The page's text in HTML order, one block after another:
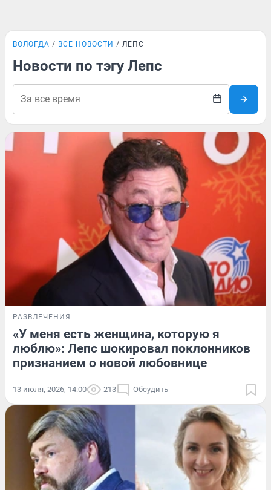
ВОЛОГДА ВСЕ НОВОСТИ ЛЕПС
Новости по тэгу Лепс
РАЗВЛЕЧЕНИЯ
«У меня есть женщина, которую я
люблю»: Лепс шокировал поклонников
признанием о новой любовнице
13 июля, 2026, 14:00 213 Обсудить